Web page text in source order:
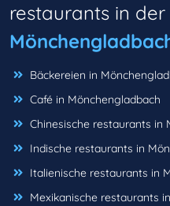
restaurants in
Bäckereien in
Café in Mönchengladbach
Chinesische restaurants in
Indische restaurants in
Italienische restaurants in
Mexikanische restaurants